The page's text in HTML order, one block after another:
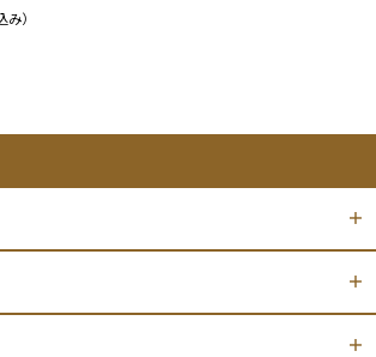
み）